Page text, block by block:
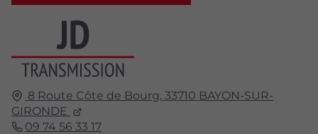
8 Route Côte de Bourg, 33710 BAYON-SUR-
GIRONDE
09 74 56 33 17